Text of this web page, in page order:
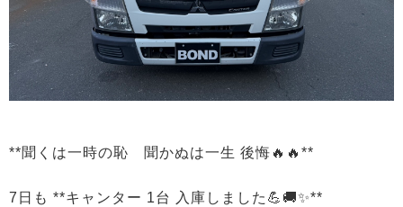
**聞くは一時の恥 聞かぬは一生 後悔🔥🔥**
7日も **キャンター 1台 入庫しました💪🚚✨**